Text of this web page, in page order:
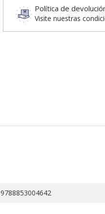
Política de
Visite nuestras
9788853004642